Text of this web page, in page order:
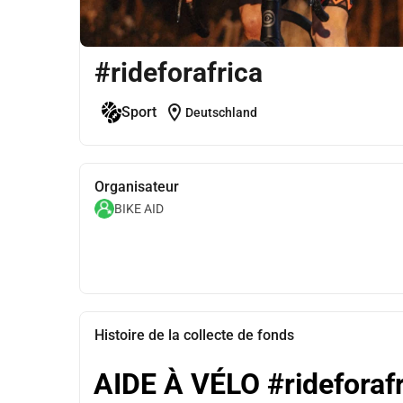
#rideforafrica
Sport location_on Deutschland
Organisateur
BIKE AID
Histoire de la collecte de fonds
AIDE À VÉLO